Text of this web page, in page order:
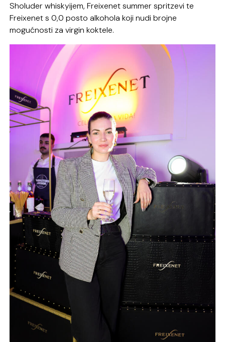
Sholuder whiskyijem, Freixenet summer spritzevi te
Freixenet s 0,0 posto alkohola koji nudi brojne
mogućnosti za virgin koktele.